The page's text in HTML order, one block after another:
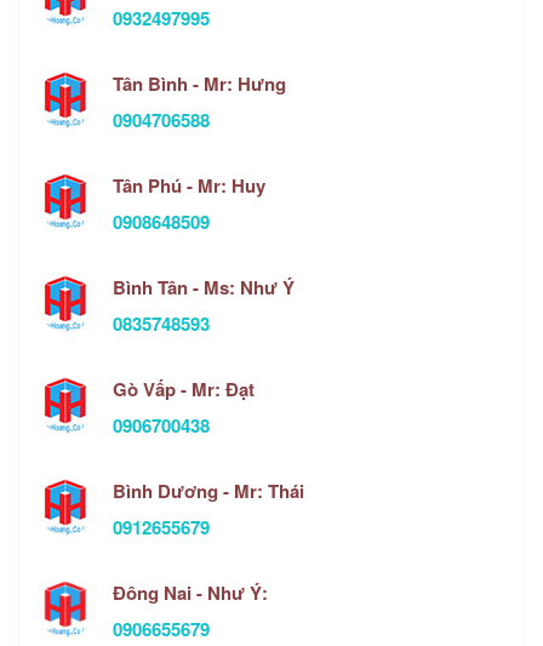
0932497995
Tân Bình - Mr: Hưng
0904706588
Tân Phú - Mr: Huy
0908648509
Bình Tân - Ms: Như Ý
0835748593
Gò Vấp - Mr: Đạt
0906700438
Bình Dương - Mr: Thái
0912655679
Đông Nai - Như Ý:
0906655679